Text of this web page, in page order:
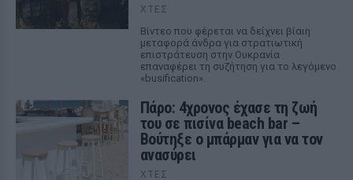
ΧΤΕΣ
Βίντεο που φέρεται να δείχνει βίαιη
μεταφορά άνδρα για στρατιωτική
επιστράτευση στην Ουκρανία
επαναφέρει τη συζήτηση για το λεγόμενο
«busification».
Πάρο: 4χρονος έχασε τη ζωή
του σε πισίνα beach bar –
Βούτηξε ο μπάρμαν για να τον
ανασύρει
ΧΤΕΣ